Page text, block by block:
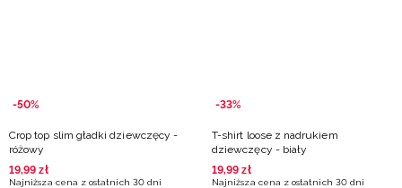
-50%
Crop top slim gładki dziewczęcy -
różowy
19,99 zł
Najniższa cena z ostatnich 30 dni
-33%
T-shirt loose z nadrukiem
dziewczęcy - biały
19,99 zł
Najniższa cena z ostatnich 30 dni